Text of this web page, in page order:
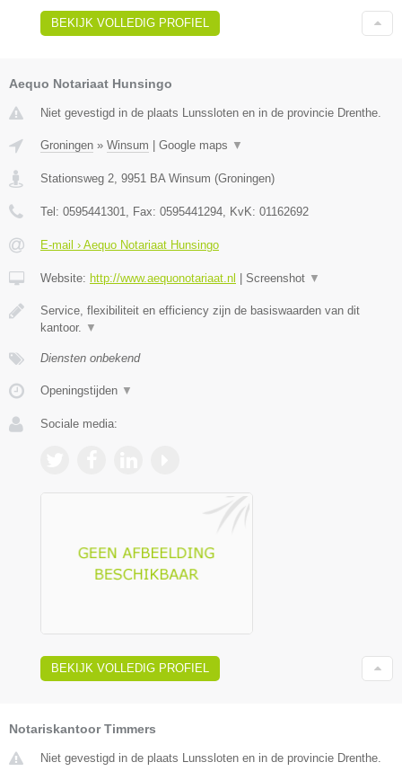
BEKIJK VOLLEDIG PROFIEL
Aequo Notariaat Hunsingo
Niet gevestigd in de plaats Lunssloten en in de provincie Drenthe.
Groningen » Winsum Google maps ▼
Stationsweg 2 9951 BA Winsum (Groningen)
Tel: 0595441301 , Fax: 0595441294 , KvK: 01162692
E-mail › Aequo Notariaat Hunsingo
Website: http://www.aequonotariaat.nl Screenshot ▼
Service, flexibiliteit en efficiency zijn de basiswaarden van dit
kantoor.
▼
Diensten onbekend
Openingstijden ▼
Sociale media:
BEKIJK VOLLEDIG PROFIEL
Notariskantoor Timmers
Niet gevestigd in de plaats Lunssloten en in de provincie Drenthe.